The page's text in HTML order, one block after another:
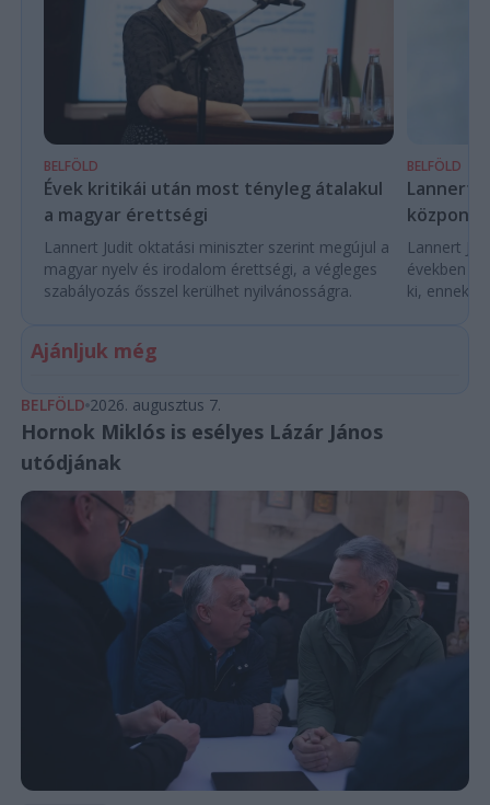
BELFÖLD
Évek kritikái után most tényleg átalakul
a magyar érettségi
Lannert Judit oktatási miniszter szerint megújul a
magyar nyelv és irodalom érettségi, a végleges
szabályozás ősszel kerülhet nyilvánosságra.
BELFÖLD
Lannert
Lannert
években
ki, ennek
Ajánljuk még
BELFÖLD 2026. augusztus 7.
Hornok Miklós is esélyes Lázár János
utódjának